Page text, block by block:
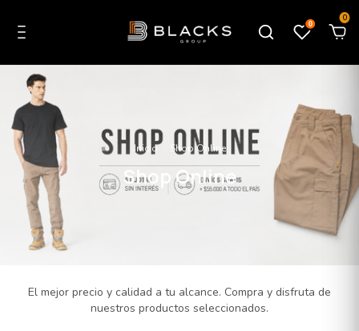
0
0
Inicio Shop Online
Shop Online
El mejor precio y calidad a tu alcance. Compra y disfruta de
nuestros productos seleccionados.